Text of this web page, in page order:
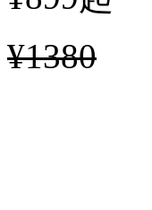
¥1380